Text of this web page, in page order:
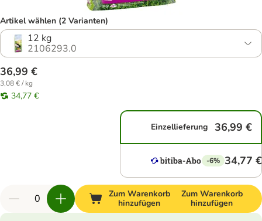
Artikel wählen (2 Varianten)
12 kg
2106293.0
36,99 €
3,08 € / kg
34,77 €
Einzellieferung 36,99 €
-6% 34,77 €
Zum Warenkorb
hinzufügen
Zum Warenkorb
hinzufügen